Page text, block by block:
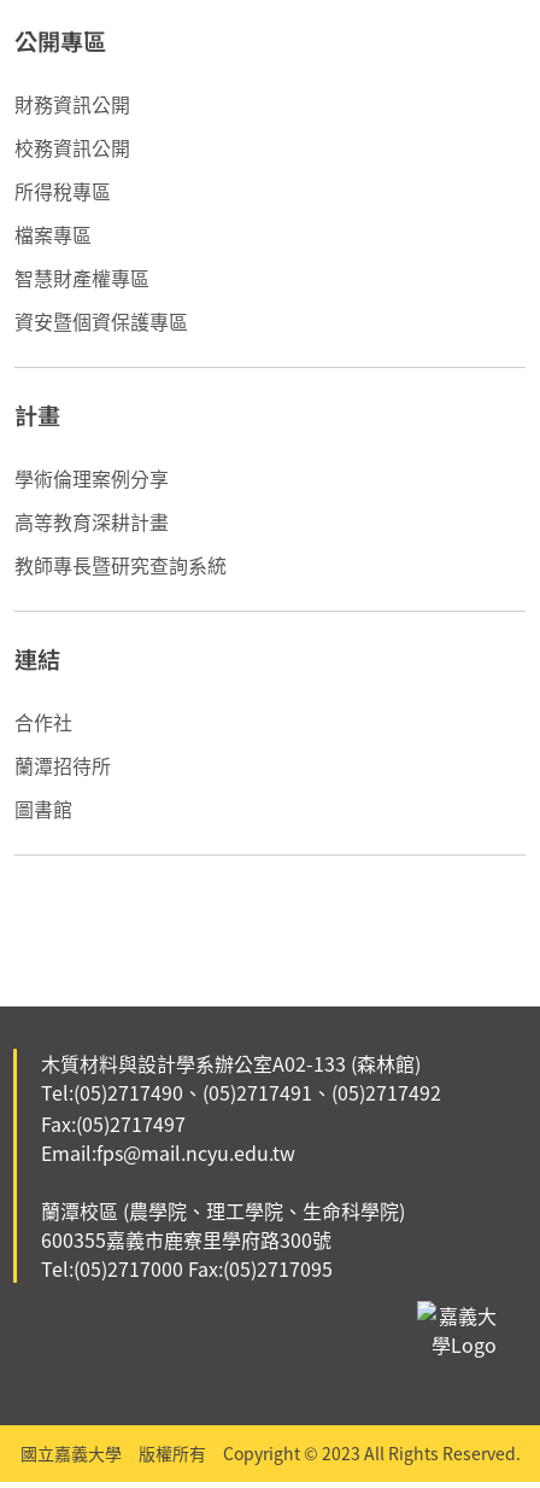
公開專區
財務資訊公開
校務資訊公開
所得稅專區
檔案專區
智慧財產權專區
資安暨個資保護專區
計畫
學術倫理案例分享
高等教育深耕計畫
教師專長暨研究查詢系統
連結
合作社
蘭潭招待所
圖書館
木質材料與設計學系辦公室A02-133 (森林館)
Tel:(05)2717490 、 (05)2717491、 (05)2717492
Fax:(05)2717497
Email:fps@mail.ncyu.edu.tw
蘭潭校區 (農學院、理工學院、生命科學院)
600355嘉義市鹿寮里學府路300號
Tel:(05)2717000 Fax:(05)2717095
國立嘉義大學 版權所有 Copyright © 2023 All Rights Reserved.